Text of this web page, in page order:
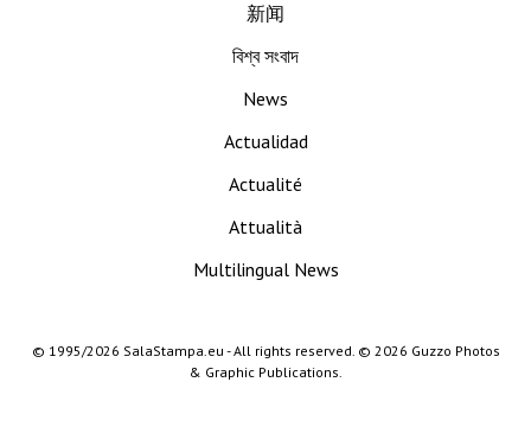
新闻
বিশ্ব সংবাদ
News
Actualidad
Actualité
Attualità
Multilingual News
© 1995/2026 SalaStampa.eu - All rights reserved. © 2026 Guzzo Photos
& Graphic Publications.